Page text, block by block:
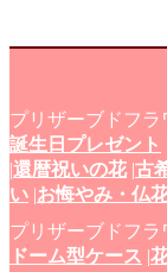
プリザーブドフ
誕生日プレゼント
|還暦祝いの花|古
い |お悔やみ・仏
プリザーブドフ
ドーム型ケース |